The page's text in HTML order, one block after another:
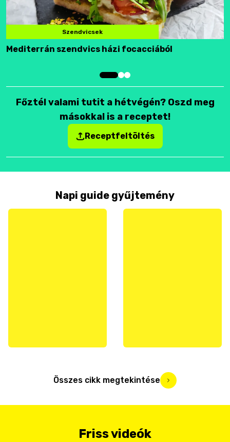
Szendvicsek
Mediterrán szendvics házi focacciából
Főztél valami tutit a hétvégén? Oszd meg
másokkal is a receptet!
Receptfeltöltés
Napi guide gyűjtemény
Összes cikk megtekintése
Friss videók